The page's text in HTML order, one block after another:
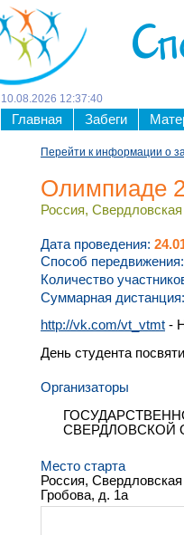
10 08 2026 12:37:40
Главная Забеги
Перейти к информации о
Олимпиаде
Россия,
Дата проведения:
Способ передвижения:
Количество
Суммарная дистанция:
http://vk.com/vt_vtmt -
День студента
Организаторы
СВЕРДЛОВСКОЙ
Место старта
Россия,
Гробова, д. 1а